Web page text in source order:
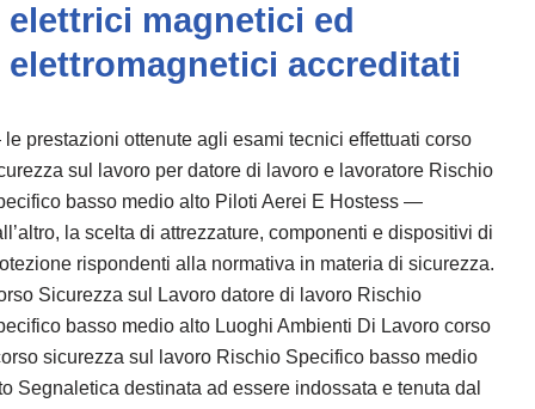
elettrici magnetici ed
elettromagnetici accreditati
prestazioni ottenute agli esami tecnici effettuati corso
sul lavoro per datore di lavoro e lavoratore Rischio
basso medio alto Piloti Aerei E Hostess —
la scelta di attrezzature, componenti e dispositivi di
rispondenti alla normativa in materia di sicurezza.
Sicurezza sul Lavoro datore di lavoro Rischio
basso medio alto Luoghi Ambienti Di Lavoro corso
sicurezza sul lavoro Rischio Specifico basso medio
Segnaletica destinata ad essere indossata e tenuta dal